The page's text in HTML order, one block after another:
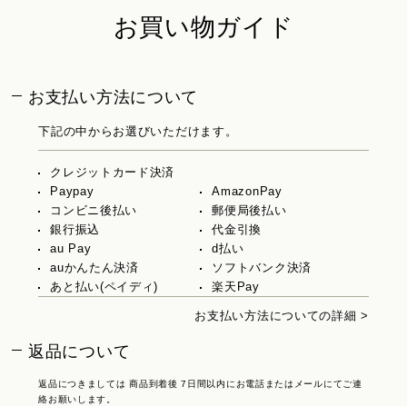
お買い物ガイド
お支払い方法について
下記の中からお選びいただけます。
クレジットカード決済
Paypay
AmazonPay
コンビニ後払い
郵便局後払い
銀行振込
代金引換
au Pay
d払い
auかんたん決済
ソフトバンク決済
あと払い(ペイディ)
楽天Pay
お支払い方法についての詳細 >
返品について
返品につきましては 商品到着後 7日間以内にお電話またはメールにてご連
絡お願いします。